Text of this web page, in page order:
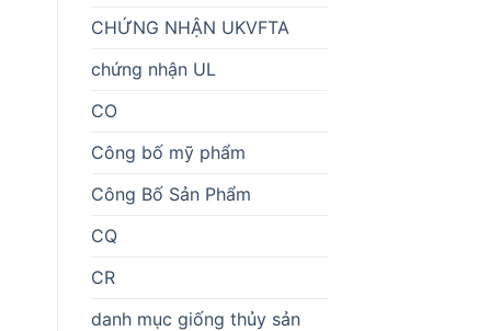
CHỨNG NHẬN UKVFTA
chứng nhận UL
CO
Công bố mỹ phẩm
Công Bố Sản Phẩm
CQ
CR
danh mục giống thủy sản